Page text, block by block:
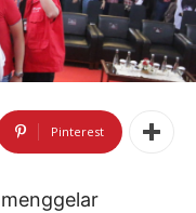
Pinterest